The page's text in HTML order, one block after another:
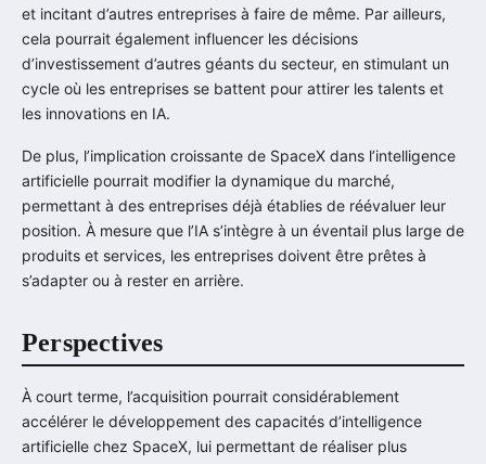
et incitant d’autres entreprises à faire de même. Par ailleurs,
cela pourrait également influencer les décisions
d’investissement d’autres géants du secteur, en stimulant un
cycle où les entreprises se battent pour attirer les talents et
les innovations en IA.
De plus, l’implication croissante de SpaceX dans l’intelligence
artificielle pourrait modifier la dynamique du marché,
permettant à des entreprises déjà établies de réévaluer leur
position. À mesure que l’IA s’intègre à un éventail plus large de
produits et services, les entreprises doivent être prêtes à
s’adapter ou à rester en arrière.
Perspectives
À court terme, l’acquisition pourrait considérablement
accélérer le développement des capacités d’intelligence
artificielle chez SpaceX, lui permettant de réaliser plus